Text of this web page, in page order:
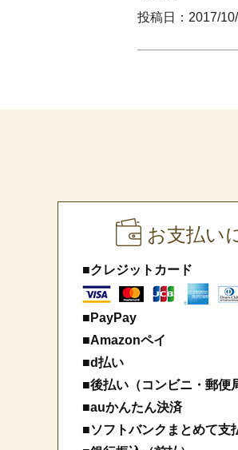
投稿日
2017/
お支払い
■クレジットカード
■PayPay
■Amazonペイ
■d払い
■後払い（コンビニ・郵便
■auかんたん決済
■ソフトバンクまとめて支